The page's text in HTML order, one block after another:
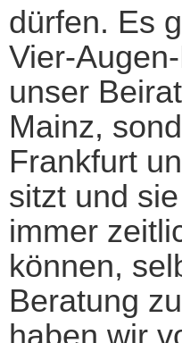
dürfen. Es
Vier-
unser
Mainz,
Frankfurt
sitzt und
immer
können,
Beratung